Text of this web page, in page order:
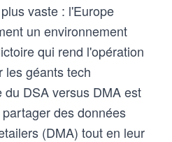
vaste : l'Europe
un environnement
qui rend l'opération
les géants tech
DSA versus DMA est
des données
(DMA) tout en leur